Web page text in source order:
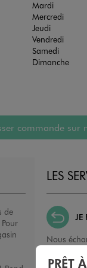
Mardi
Mercredi
Jeudi
Vendredi
Samedi
Dimanche
commande
de
LES
JE
Nous
porté,
PRÊT